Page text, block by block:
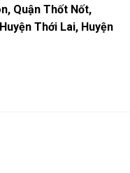
Quận Thốt Nốt,
Thới Lai, Huyện